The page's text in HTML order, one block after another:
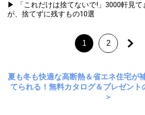
▶ 「これだけは捨てないで!」3000軒見て
が、捨てずに残すもの10選
1 2
夏も冬も快適な高断熱＆省エネ住宅が
てられる！無料カタログ＆プレゼント
＞